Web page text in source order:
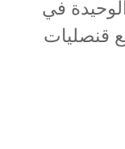
في
قنصليات